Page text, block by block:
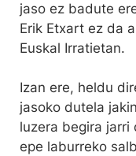
jaso ez badute
Erik Etxart ez da
Euskal Irratietan.
Izan ere, heldu
jasoko dutela
luzera begira jarri
epe laburreko